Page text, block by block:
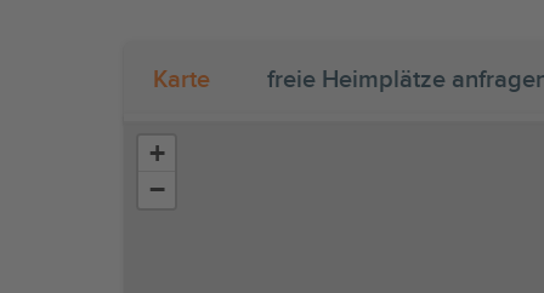
Karte freie Heimplätze
+
−